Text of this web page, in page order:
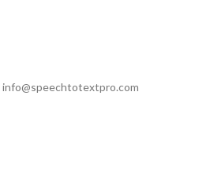
info@speechtotextpro.com